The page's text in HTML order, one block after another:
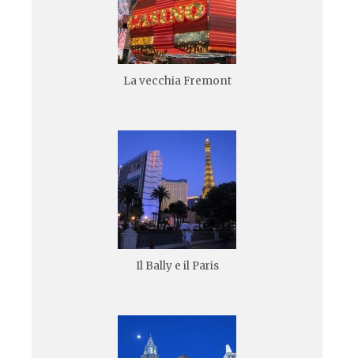
La vecchia Fremont
Il Bally e il Paris